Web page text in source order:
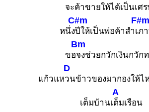
จะค้าขายให้ได้เป็นเศ
หนึ่ง
C#m
ปีให้เป็นพ่อค้าสำเ
F#m
ภ
ขอ
Bm
จงช่วยกวักเงินกวัก
แก้วแห
D
วนข้าวของมากองให้ไ
เต็มบ้านเ
A
ต็มเรือน